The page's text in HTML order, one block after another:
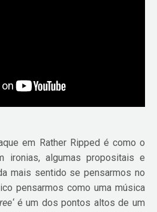
em Rather Ripped é como o
ironias, algumas propositais e
mais sentido se pensarmos no
pensarmos como uma música
‘ é um dos pontos altos de um